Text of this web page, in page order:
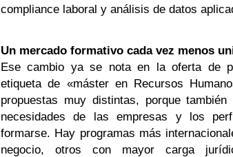
compliance laboral y análisis de datos
Un mercado formativo cada vez menos
Ese cambio ya se nota en la oferta de
etiqueta de «máster en Recursos
propuestas muy distintas, porque
necesidades de las empresas y los
formarse. Hay programas más
negocio, otros con mayor carga